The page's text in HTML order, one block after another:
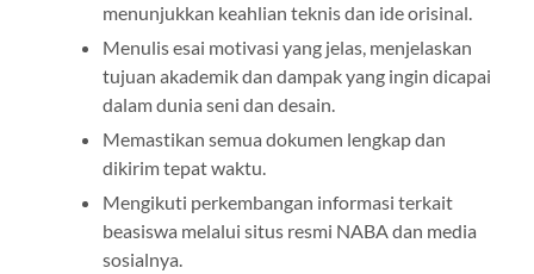
menunjukkan keahlian teknis dan ide orisinal.
Menulis esai motivasi yang jelas, menjelaskan
tujuan akademik dan dampak yang ingin dicapai
dalam dunia seni dan desain.
Memastikan semua dokumen lengkap dan
dikirim tepat waktu.
Mengikuti perkembangan informasi terkait
beasiswa melalui situs resmi NABA dan media
sosialnya.